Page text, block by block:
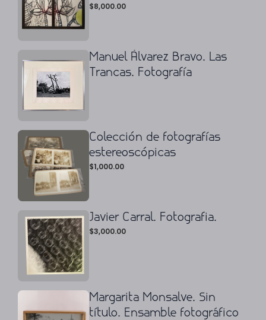
$8,000.00
Manuel Álvarez Bravo. Las
Trancas. Fotografía
Colección de fotografías
estereoscópicas
$1,000.00
Javier Carral. Fotografia.
$3,000.00
Margarita Monsalve. Sin
título. Ensamble fotográfico